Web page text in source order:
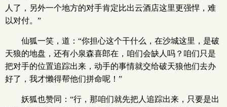
人了，另外一个地方的对手肯定比出云酒店这里更强悍，难
以对付。”
仙狐一笑，道：“你担心这个干什么，在沙城这里，是破
天狼的地盘，还有小泉森喜郎在，咱们会缺人吗？咱们只是
把对手的位置追踪出来，动手的事情就交给破天狼他们去办
好了，我才懒得帮他们拼命呢！”
妖狐也赞同：“行，那咱们就先把人追踪出来，只要是出